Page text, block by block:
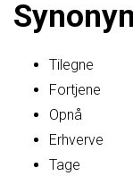
Tilegne
Fortjene
Opnå
Erhverve
Tage